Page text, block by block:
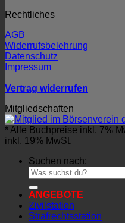
Rechtliches
AGB
Widerrufsbelehrung
Datenschutz
Impressum
Vertrag widerrufen
Mitgliedschaften
* Alle Buchpreise inkl. 7%
inkl. 19% MwSt.
Suchen nach:
ANGEBOTE
Zivilstation
Strafrechtsstation